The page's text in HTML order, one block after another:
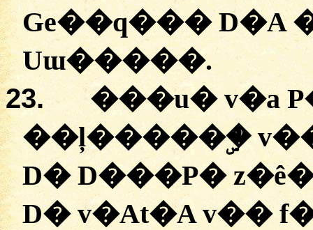
Ge��q���D�A
Uɯ�����.
23. ���u� v�a
��ļ�����ۣ�
D� D���P�
D� v�At�A v��